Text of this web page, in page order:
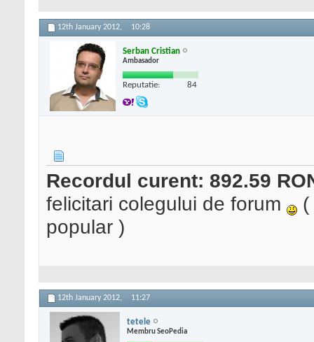
12th January 2012, 10:28
Serban Cristian
Ambasador
Reputatie: 84
Recordul curent: 892.59
felicitari colegului de forum
popular )
12th January 2012, 11:27
tetele
Membru SeoPedia